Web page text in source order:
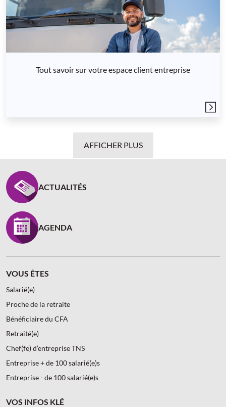
Tout savoir sur votre espace client entreprise
AFFICHER PLUS
PIED DE PAGE CARCEPT PREV - ASSUREUR
ACTUALITÉS
AGENDA
VOUS ÊTES
Salarié(e)
Proche de la retraite
Bénéficiaire du CFA
Retraité(e)
Chef(fe) d’entreprise TNS
Entreprise + de 100 salarié(e)s
Entreprise - de 100 salarié(e)s
VOS INFOS KLÉ